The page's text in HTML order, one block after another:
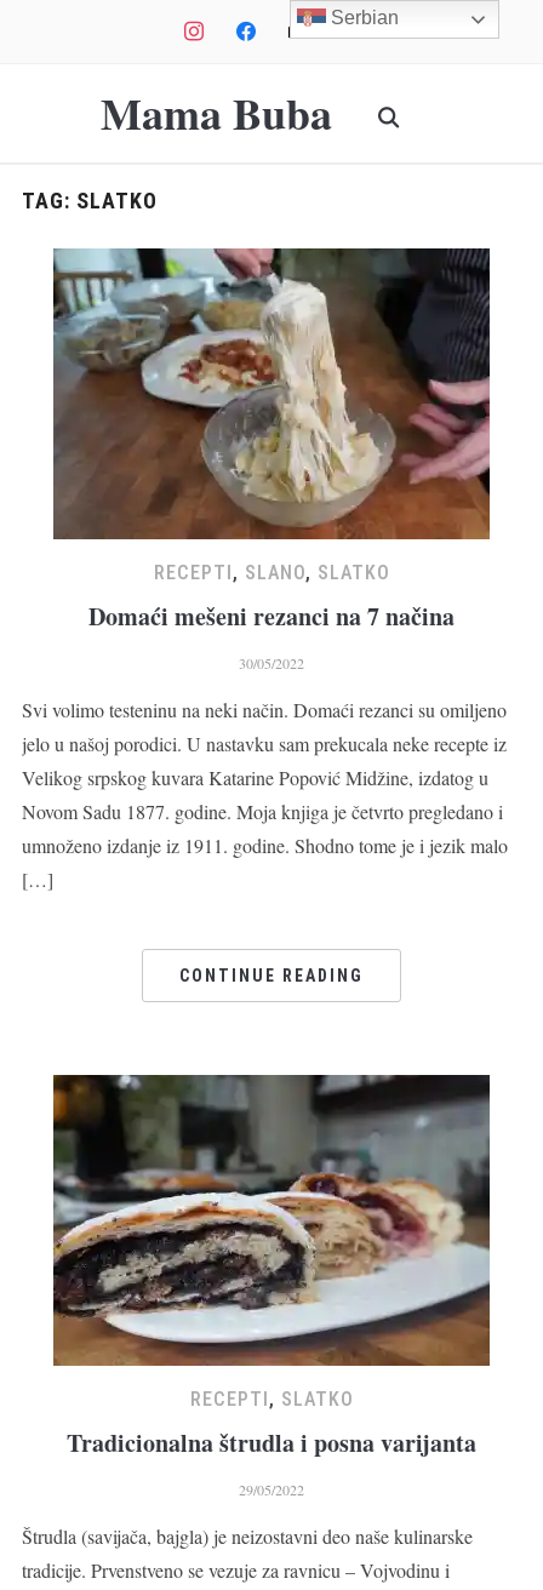
instagramfacebook mail youtube
Mama Buba
TAG: SLATKO
RECEPTI, SLANO, SLATKO
Domaći mešeni rezanci na 7 načina
30/05/2022
Svi volimo testeninu na neki način. Domaći rezanci su omiljeno
jelo u našoj porodici. U nastavku sam prekucala neke recepte iz
Velikog srpskog kuvara Katarine Popović Midžine, izdatog u
Novom Sadu 1877. godine. Moja knjiga je četvrto pregledano i
umnoženo izdanje iz 1911. godine. Shodno tome je i jezik malo
[…]
CONTINUE READING
RECEPTI, SLATKO
Tradicionalna štrudla i posna varijanta
29/05/2022
Štrudla (savijača, bajgla) je neizostavni deo naše kulinarske
tradicije. Prvenstveno se vezuje za ravnicu – Vojvodinu i
Serbian